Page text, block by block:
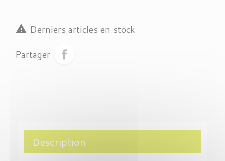
 Derniers articles en stock
Partager
Description